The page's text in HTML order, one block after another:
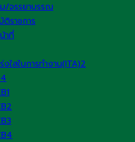
/จรรยาบรรณ
ราชการ
าที่
งใสในการทำงาน(ITA)2